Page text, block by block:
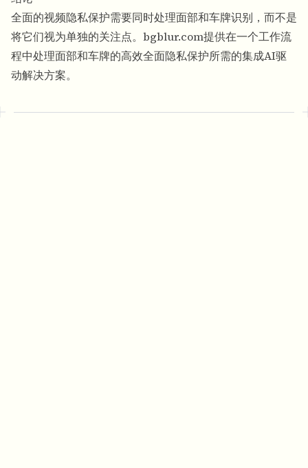
全面的视频隐私保护需要同时处理面部和车牌识别，而不是
将它们视为单独的关注点。bgblur.com提供在一个工作流
程中处理面部和车牌的高效全面隐私保护所需的集成AI驱
动解决方案。